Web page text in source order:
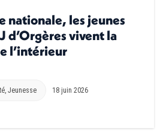
nationale, les jeunes
d’Orgères vivent la
l’intérieur
Jeunesse 18 juin 2026